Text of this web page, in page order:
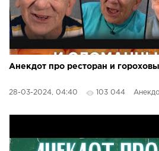
Анекдот про ресторан и
28-03-2024, 04:40 103 044